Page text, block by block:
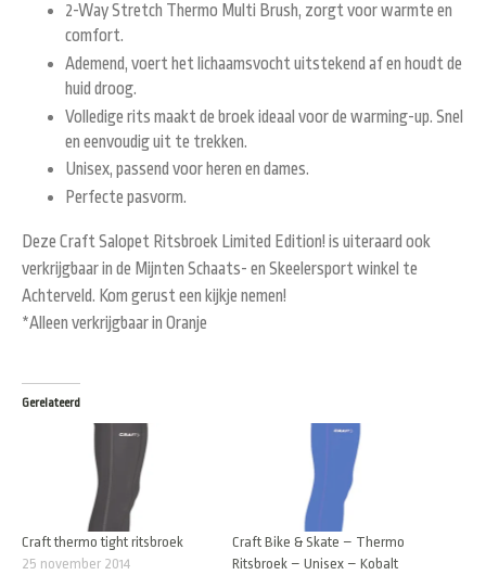
2-Way Stretch Thermo Multi Brush, zorgt voor warmte en
comfort.
Ademend, voert het lichaamsvocht uitstekend af en houdt de
huid droog.
Volledige rits maakt de broek ideaal voor de warming-up. Snel
en eenvoudig uit te trekken.
Unisex, passend voor heren en dames.
Perfecte pasvorm.
Deze Craft Salopet Ritsbroek Limited Edition! is uiteraard ook
verkrijgbaar in de Mijnten Schaats- en Skeelersport winkel te
Achterveld. Kom gerust een kijkje nemen!
*Alleen verkrijgbaar in Oranje
Gerelateerd
Craft thermo tight ritsbroek
25 november 2014
Craft Bike & Skate – Thermo
Ritsbroek – Unisex – Kobalt